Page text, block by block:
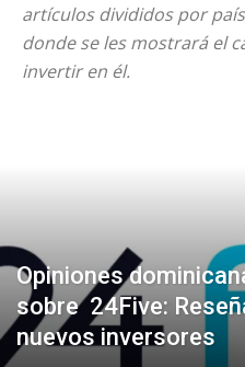
artículos divididos por
donde se les mostrará el
invertir en él.
Opiniones
sobre 24Five:
nuevos inversores